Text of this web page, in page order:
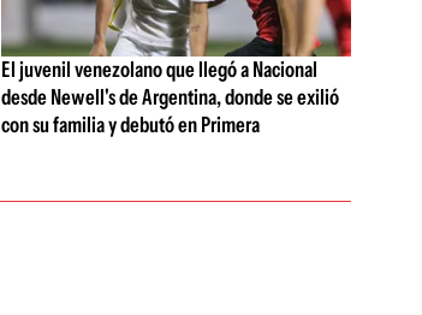
El juvenil venezolano que llegó a Nacional
desde Newell's de Argentina, donde se exilió
con su familia y debutó en Primera